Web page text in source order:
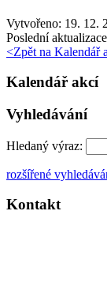
Vytvořeno: 19. 12.
Poslední
<Zpět na Kalendář
Kalendář akcí
Vyhledávání
Hledaný výraz:
rozšířené
Kontakt